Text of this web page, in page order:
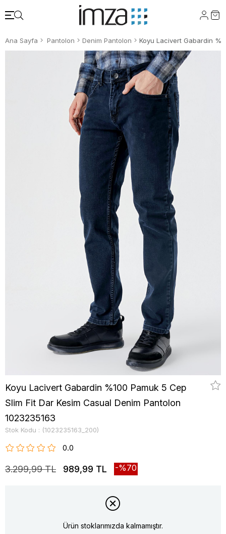
Ana Sayfa Pantolon Denim Pantolon
Koyu Lacivert Gabardin %100 Pamuk 5 Cep
Slim Fit Dar Kesim Casual Denim Pantolon
1023235163
Stok Kodu (1023235163_200)
0.0
3.299,99 TL 989,99 TL 70
Ürün stoklarımızda kalmamıştır.